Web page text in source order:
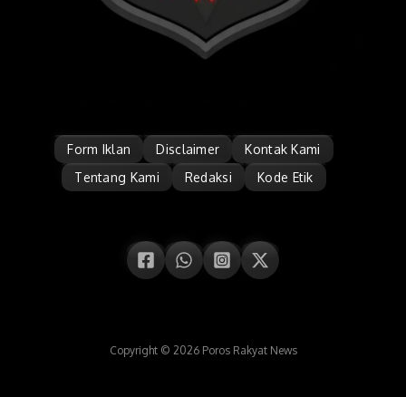
Form Iklan Disclaimer
Kontak Kami
Tentang Kami
Redaksi Kode Etik
Copyright © 2026 Poros Rakyat News